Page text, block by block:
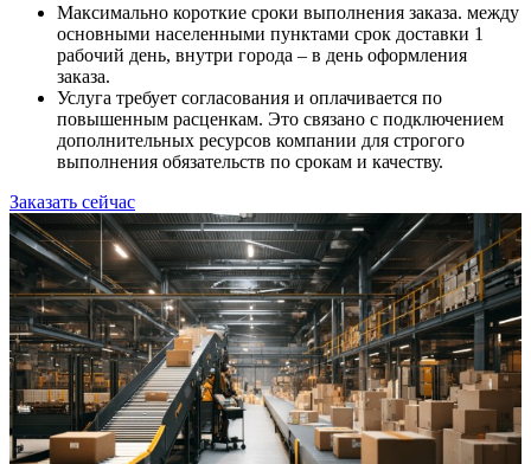
Максимально короткие сроки выполнения заказа. между
основными населенными пунктами срок доставки 1
рабочий день, внутри города – в день оформления
заказа.
Услуга требует согласования и оплачивается по
повышенным расценкам. Это связано с подключением
дополнительных ресурсов компании для строгого
выполнения обязательств по срокам и качеству.
Заказать сейчас